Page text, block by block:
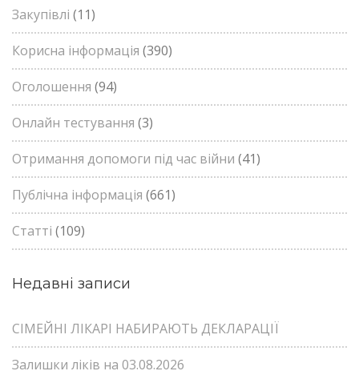
Закупівлі (11)
Корисна інформація (390)
Оголошення (94)
Онлайн тестування (3)
Отримання допомоги під час війни (41)
Публічна інформація (661)
Статті (109)
Недавні записи
СІМЕЙНІ ЛІКАРІ НАБИРАЮТЬ ДЕКЛАРАЦІЇ
Залишки ліків на 03.08.2026